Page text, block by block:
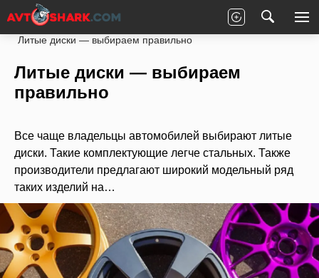
Главная Статьи
Новости партнеров
Литые диски — выбираем правильно
Литые диски — выбираем
правильно
Все чаще владельцы автомобилей выбирают литые
диски. Такие комплектующие легче стальных. Также
производители предлагают широкий модельный ряд
таких изделий на…